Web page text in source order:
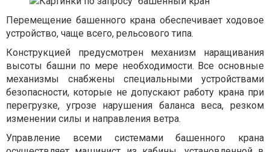
Перемещение башенного крана обеспечивает ходовое
устройство, чаще всего, рельсового типа.
Конструкцией предусмотрен механизм наращивания
высоты башни по мере необходимости. Все основные
механизмы снабжены специальными устройствами
безопасности, которые не допускают работу крана при
перегрузке, угрозе нарушения баланса веса, резком
изменении силы и направления ветра.
Управление всеми системами башенного крана